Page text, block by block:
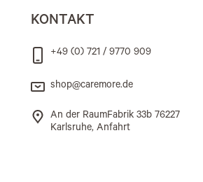
KONTAKT
+49 (0) 721 / 9770 909
shop@caremore.de
An der RaumFabrik 33b 76227
Karlsruhe, Anfahrt